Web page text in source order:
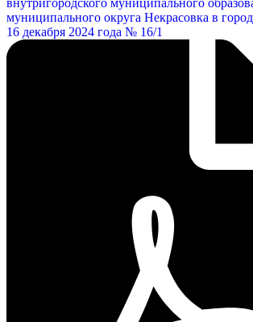
внутригородского муниципального
муниципального округа Некрасовка в
16 декабря 2024 года № 16/1